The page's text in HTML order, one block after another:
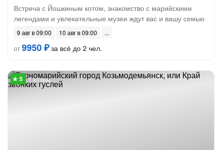
Встреча с Йошкиным котом, знакомство с марийскими
легендами и увлекательные музеи ждут вас и вашу семью
9 авг в 09:00
10 авг в 09:00
от9950 ₽за всё до 2 чел.
1 отзыв